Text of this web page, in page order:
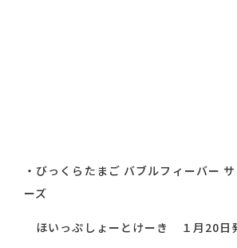
・ びっくらたまご バブルフィーバー
ーズ
ほいっぷしょーとけーき １月20日